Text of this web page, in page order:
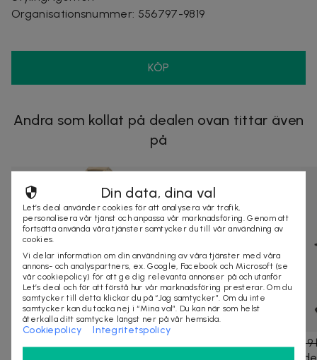
Organisationsnummer: 556797-9819
KÖP
Andra som kollat på dealen ovan tittar även
på
Din data, dina val
Let’s deal använder cookies för att analysera vår trafik,
personalisera vår tjänst och anpassa vår marknadsföring. Genom att
fortsätta använda våra tjänster samtycker du till vår användning av
cookies.
Vi delar information om din användning av våra tjänster med våra
annons- och analyspartners, ex. Google, Facebook och Microsoft (se
vår cookiepolicy) för att ge dig relevanta annonser på och utanför
Let’s deal och för att förstå hur vår marknadsföring presterar. Om du
samtycker till detta klickar du på “Jag samtycker”. Om du inte
samtycker kan du tacka nej i “Mina val”. Du kan när som helst
återkalla ditt samtycke längst ner på vår hemsida.
Cookiepolicy Integritetspolicy